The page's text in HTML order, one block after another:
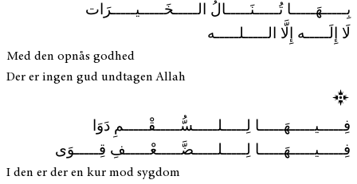
بِـــــهَـــــا تُـــــنَـــــالُ الـــــخَـــــيـــــرَات
لَا إِلَـــــه إِلَّا الـــــلـــــه
Med den opnås godhed
Der er ingen gud undtagen Allah
فِـــــيـــــهَـــــا لِـــــلـــــسُّـــــقْـــــمِ دَوَا
فِـــــيـــــهَـــــا لِـــــلـــــضَّـــــعْـــــفِ قِـــــوَى
I den er der en kur mod sygdom